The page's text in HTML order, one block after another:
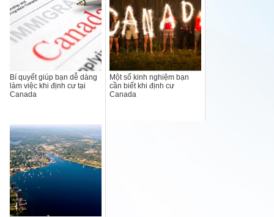
Bí quyết giúp bạn dễ dàng
làm việc khi định cư tại
Canada
Một số kinh nghiệm bạn
cần biết khi định cư
Canada